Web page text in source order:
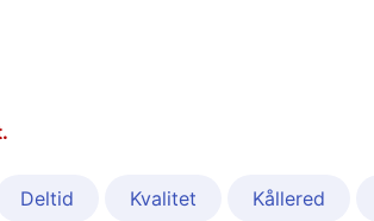
Deltid Kvalitet Kållered